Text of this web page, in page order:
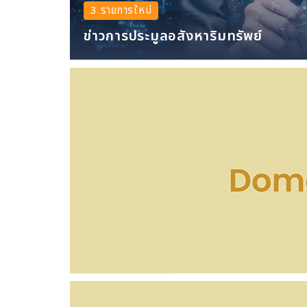
3 รายการใหม่
ข่าวการประมูลอสังหาริมทรัพย์